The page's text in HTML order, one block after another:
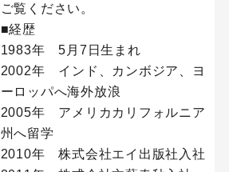
ご覧ください。
■経歴
1983年 5月7日生まれ
2002年 インド、カンボジア、ヨ
ーロッパへ海外放浪
2005年 アメリカカリフォルニア
州へ留学
2010年 株式会社エイ出版社入社